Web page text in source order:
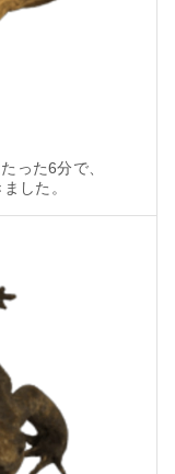
った6分で、
した。